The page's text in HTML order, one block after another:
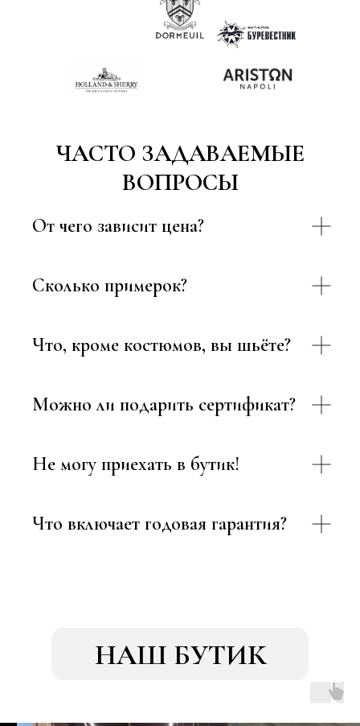
ЧАСТО ЗАДАВАЕМЫЕ
ВОПРОСЫ
От чего зависит цена?
Сколько примерок?
Что, кроме костюмов, вы шьёте?
Можно ли подарить сертификат?
Не могу приехать в бутик!
Что включает годовая гарантия?
НАШ БУТИК